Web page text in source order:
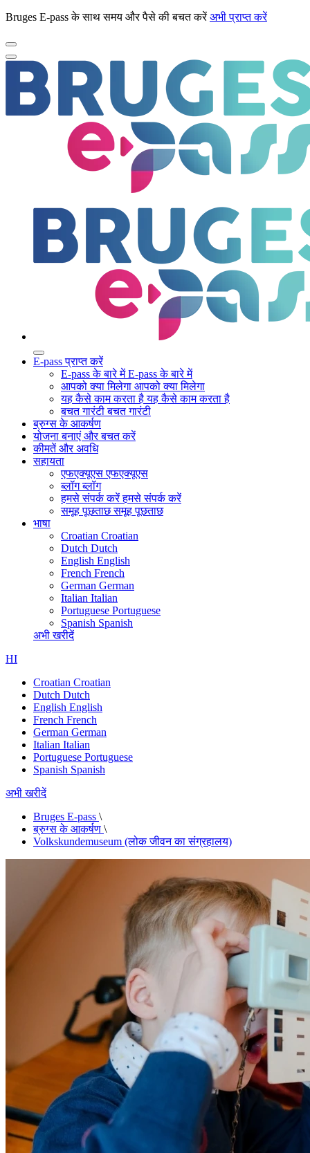
Bruges E-pass के साथ समय और पैसे की बचत करेंअभी प्राप्त करें
E-pass प्राप्त करें
E-pass के बारे में E-pass के बारे में
आपको क्या मिलेगा आपको क्या मिलेगा
यह कैसे काम करता हैयह कैसे काम करता है
बचत गारंटी बचत गारंटी
ब्रुग्स के आकर्षण
योजना बनाएं और बचत करें
कीमतें और अवधि
सहायता
एफएक्यूएस एफएक्यूएस
ब्लॉग ब्लॉग
हमसे संपर्क करें हमसे संपर्क करें
समूह पूछताछ समूह पूछताछ
भाषा
Croatian Croatian
Dutch Dutch
English English
French French
German German
Italian Italian
Portuguese Portuguese
Spanish Spanish
अभी खरीदें
HI
Croatian Croatian
Dutch Dutch
English English
French French
German German
Italian Italian
Portuguese Portuguese
Spanish Spanish
अभी खरीदें
Bruges E-pass \
ब्रुग्स के आकर्षण \
Volkskundemuseum (लोक जीवन का संग्रहालय)